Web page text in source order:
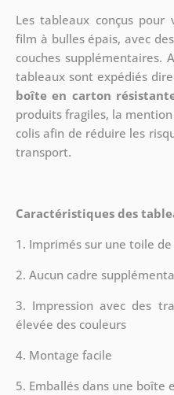
Les tableaux conçus pour
film à bulles épais, avec
couches supplémentaires.
tableaux sont expédiés
boîte en carton
produits fragiles, la
colis afin de réduire les
transport.
Caractéristiques des
1. Imprimés sur une toile
2. Aucun cadre
3. Impression avec des
élevée des couleurs
4. Montage facile
5. Emballés dans une boîte